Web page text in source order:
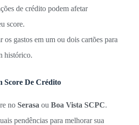
de crédito podem afetar
score.
os gastos em um ou dois cartões para
histórico.
Score De Crédito
no Serasa ou Boa Vista SCPC.
pendências para melhorar sua